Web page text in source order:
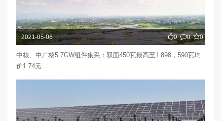
2021-05-06 0 0 0
中核、中广核5.7GW组件集采：双面450瓦最高至1.898，590瓦均
价1.74元...